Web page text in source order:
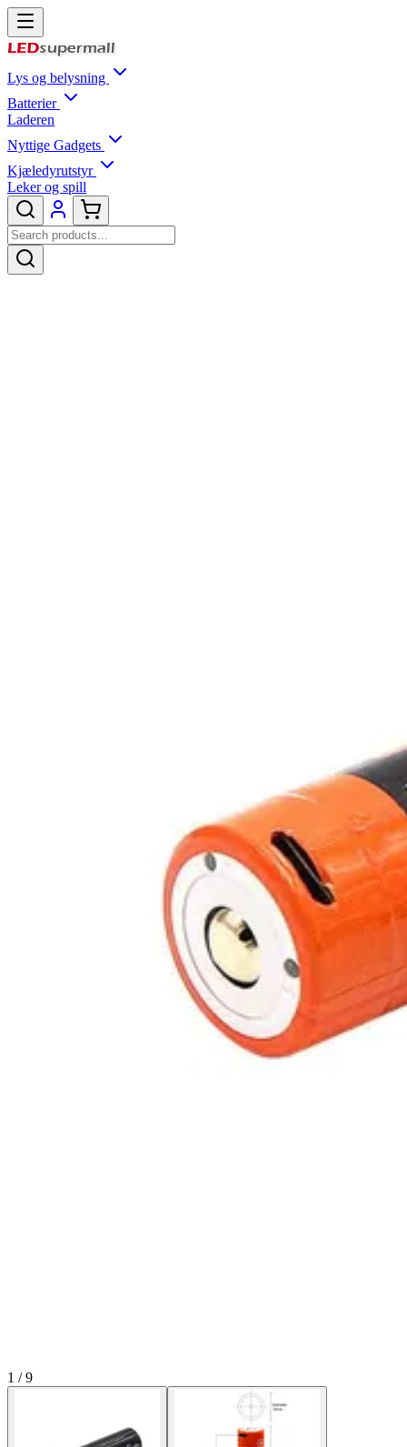
Lys og belysning
Batterier
Laderen
Nyttige Gadgets
Kjæledyrutstyr
Leker og spill
1 / 9